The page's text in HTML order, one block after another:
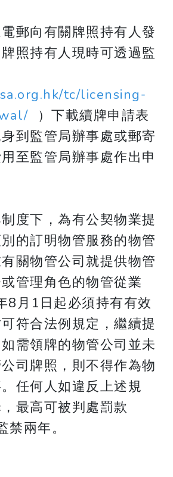
郵向有關牌照持有人發
照持有人現時可透過監
tc/licensing-
）下載續牌申請表
到監管局辦事處或郵寄
至監管局辦事處作出申
度下，為有公契物業提
的訂明物管服務的物管
關物管公司就提供物管
管理角色的物管從業
8月1日起必須持有有效
符合法例規定，繼續提
需領牌的物管公司並未
司牌照，則不得作為物
任何人如違反上述規
最高可被判處罰款
兩年。